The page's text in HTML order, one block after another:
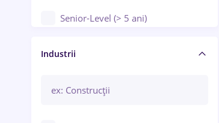
Senior-Level (> 5 ani)
Manager / Executiv
Industrii